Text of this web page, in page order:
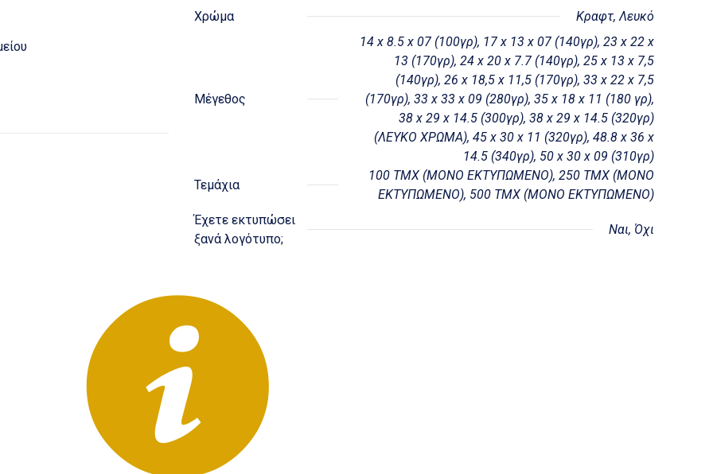
Αποστολές
Eshop
Χρώμα Κραφτ, Λευκό
Μέγεθος
14 x 8.5 x 07 (100γρ), 17 x 13 x 07 (140γρ), 23 x 22 x
13 (170γρ), 24 x 20 x 7.7 (140γρ), 25 x 13 x 7,5
(140γρ), 26 x 18,5 x 11,5 (170γρ), 33 x 22 x 7,5
(170γρ), 33 x 33 x 09 (280γρ), 35 x 18 x 11 (180 γρ),
38 x 29 x 14.5 (300γρ), 38 x 29 x 14.5 (320γρ)
(ΛΕΥΚΟ ΧΡΩΜΑ), 45 x 30 x 11 (320γρ), 48.8 x 36 x
14.5 (340γρ), 50 x 30 x 09 (310γρ)
Τεμάχια
100 ΤΜΧ (ΜΟΝΟ ΕΚΤΥΠΩΜΕΝΟ), 250 ΤΜΧ (ΜΟΝΟ
ΕΚΤΥΠΩΜΕΝΟ), 500 ΤΜΧ (ΜΟΝΟ ΕΚΤΥΠΩΜΕΝΟ)
Έχετε εκτυπώσει
ξανά λογότυπο;
Ναι, Όχι